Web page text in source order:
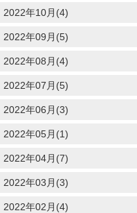
2022年10月(4)
2022年09月(5)
2022年08月(4)
2022年07月(5)
2022年06月(3)
2022年05月(1)
2022年04月(7)
2022年03月(3)
2022年02月(4)